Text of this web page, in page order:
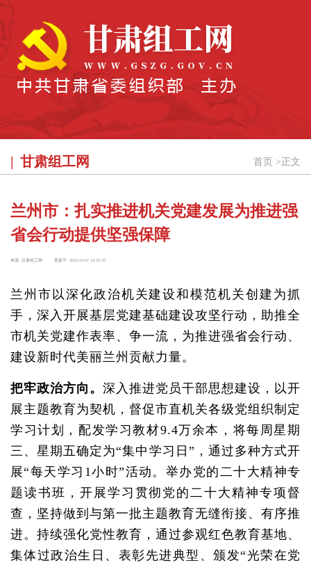
甘肃组工网 首页 > 正文
兰州市：扎实推进机关党建发展为推进强
省会行动提供坚强保障
来源: 甘肃组工网 更新于: 2023-10-07 10:35:10
兰州市以深化政治机关建设和模范机关创建为抓
手，深入开展基层党建基础建设攻坚行动，助推全
市机关党建作表率、争一流，为推进强省会行动、
建设新时代美丽兰州贡献力量。
把牢政治方向。 深入推进党员干部思想建设，以开
展主题教育为契机，督促市直机关各级党组织制定
学习计划，配发学习教材9.4万余本，将每周星期
三、星期五确定为“集中学习日”，通过多种方式开
展“每天学习1小时”活动。举办党的二十大精神专
题读书班，开展学习贯彻党的二十大精神专项督
查，坚持做到与第一批主题教育无缝衔接、有序推
进。持续强化党性教育，通过参观红色教育基地、
集体过政治生日、表彰先进典型、颁发“光荣在党